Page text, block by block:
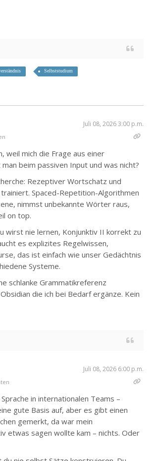
Selbststudium
Juli 08, 2026 3:00 p.m.
weil mich die Frage aus einer
beim passiven Input und was nicht?
Rezeptiver Wortschatz und
Spaced-Repetition-Algorithmen
nimmst unbekannte Wörter raus,
on top.
wirst nie lernen, Konjunktiv II korrekt zu
es explizites Regelwissen,
das ist einfach wie unser Gedächtnis
Systeme.
schlanke Grammatikreferenz
die ich bei Bedarf ergänze. Kein
Juli 08, 2026 6:00 p.m.
in internationalen Teams –
gute Basis auf, aber es gibt einen
gemerkt, da war mein
etwas sagen wollte kam – nichts. Oder